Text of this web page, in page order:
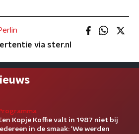
via ster.nl
Kopje Koffie valt in 1987 niet bij
in de smaak: 'We werden